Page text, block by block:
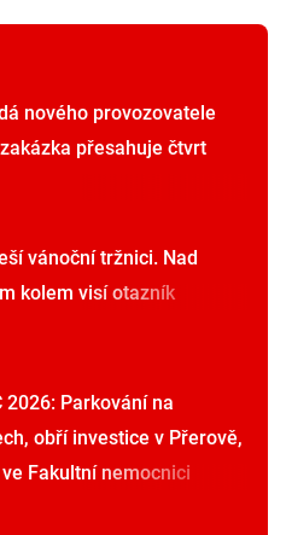
nového provozovatele
přesahuje čtvrt
vánoční tržnici. Nad
kolem visí otazník
2026: Parkování na
obří investice v Přerově,
Fakultní nemocnici